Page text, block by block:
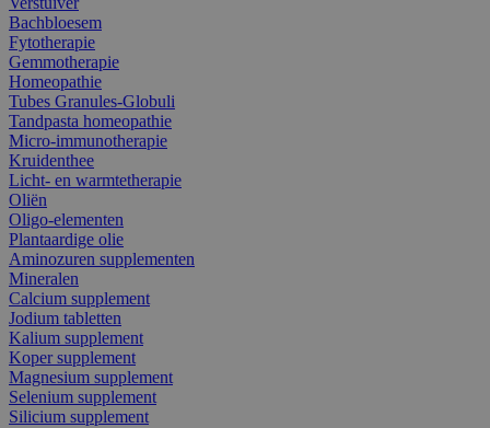
Bachbloesem
Fytotherapie
Gemmotherapie
Homeopathie
Tubes Granules-Globuli
Tandpasta homeopathie
Micro-immunotherapie
Kruidenthee
Licht- en warmtetherapie
Oliën
Oligo-elementen
Plantaardige olie
Aminozuren supplementen
Mineralen
Calcium supplement
Jodium tabletten
Kalium supplement
Koper supplement
Magnesium supplement
Selenium supplement
Silicium supplement